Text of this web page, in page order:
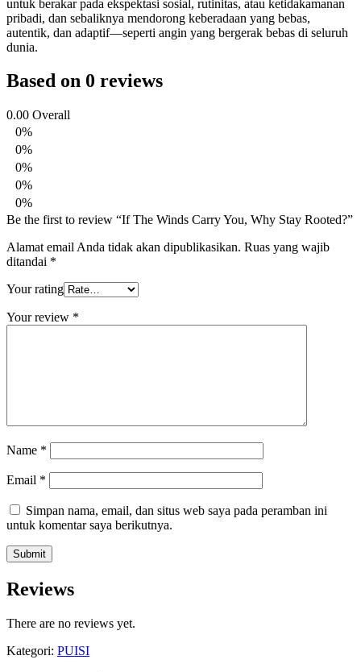
untuk berakar pada ekspektasi sosial, rutinitas, atau ketidakamanan
pribadi, dan sebaliknya mendorong keberadaan yang bebas,
autentik, dan adaptif—seperti angin yang bergerak bebas di seluruh
dunia.
Based on 0 reviews
0.00 Overall
0%
0%
0%
0%
0%
Be the first to review “If The Winds Carry You, Why Stay Rooted?”
Alamat email Anda tidak akan dipublikasikan. Ruas yang wajib
ditandai *
Your rating
Your review *
Name *
Email *
Simpan nama, email, dan situs web saya pada peramban ini
untuk komentar saya berikutnya.
Reviews
There are no reviews yet.
Kategori: PUISI